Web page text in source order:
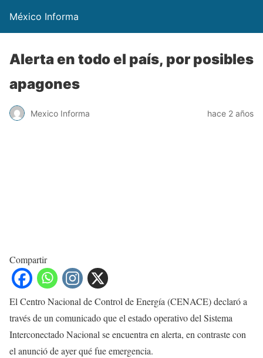
México Informa
Alerta en todo el país, por posibles
apagones
Mexico Informa hace 2 años
Compartir
El Centro Nacional de Control de Energía (CENACE) declaró a
través de un comunicado que el estado operativo del Sistema
Interconectado Nacional se encuentra en alerta, en contraste con
el anunció de ayer qué fue emergencia.